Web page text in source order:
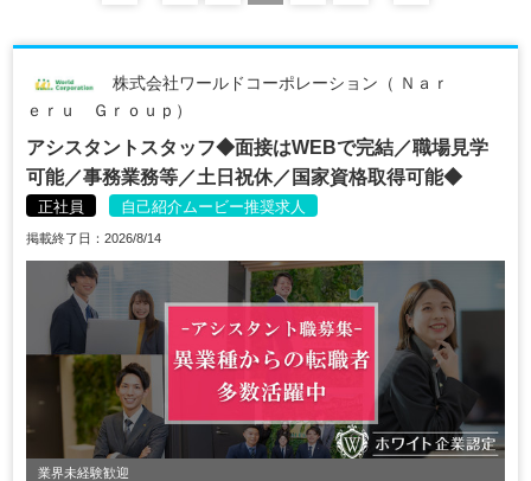
株式会社ワールドコーポレーション（ Ｎａｒ
ｅｒｕ Ｇｒｏｕｐ）
アシスタントスタッフ◆面接はWEBで完結／職場見学
可能／事務業務等／土日祝休／国家資格取得可能◆
正社員 自己紹介ムービー推奨求人
掲載終了日：2026/8/14
業界未経験歓迎